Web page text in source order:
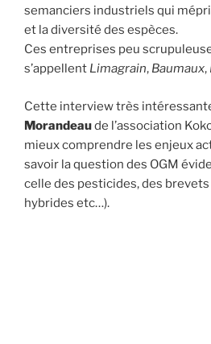
semanciers industriels qui
et la diversité des espèces.
Ces entreprises peu
s’appellent Limagrain, Baumaux,
Cette interview très
Morandeaude l’association
mieux comprendre les enjeux
savoir la question des OGM
celle des pesticides, des
hybrides etc…).